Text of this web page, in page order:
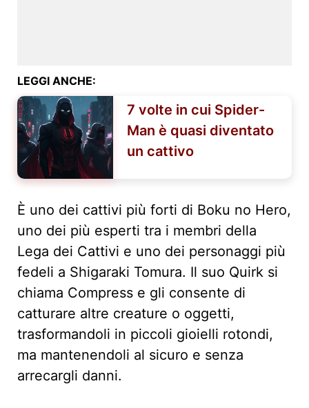
LEGGI ANCHE:
7 volte in cui Spider-
Man è quasi diventato
un cattivo
È uno dei cattivi più forti di Boku no Hero,
uno dei più esperti tra i membri della
Lega dei Cattivi e uno dei personaggi più
fedeli a Shigaraki Tomura. Il suo Quirk si
chiama Compress e gli consente di
catturare altre creature o oggetti,
trasformandoli in piccoli gioielli rotondi,
ma mantenendoli al sicuro e senza
arrecargli danni.